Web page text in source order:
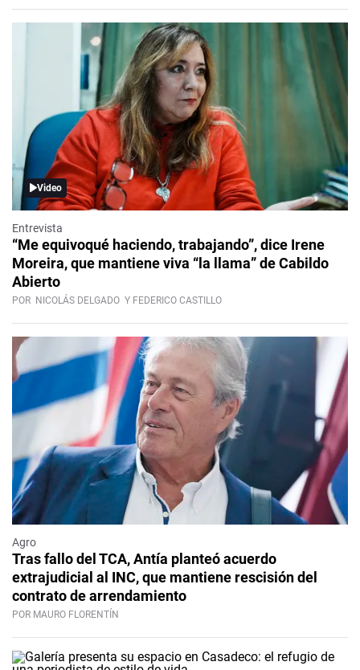
Video
Entrevista
“Me equivoqué haciendo, trabajando”, dice Irene
Moreira, que mantiene viva “la llama” de Cabildo
Abierto
POR NICOLÁS DELGADO Y FEDERICO CASTILLO
Agro
Tras fallo del TCA, Antía planteó acuerdo
extrajudicial al INC, que mantiene rescisión del
contrato de arrendamiento
POR MAURO FLORENTÍN